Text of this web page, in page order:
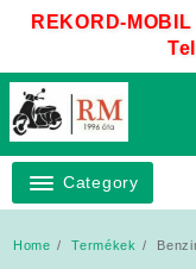
REKORD-
Category
Home Termékek